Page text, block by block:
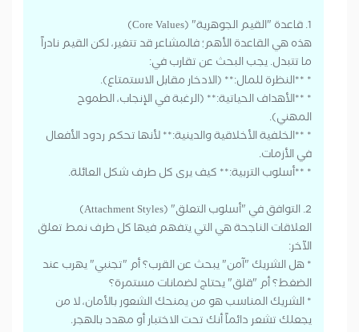
1. قاعدة "القيم الجوهرية" (Core Values)
هذه هي القاعدة الأهم؛ فالمشاعر قد تتغير، لكن القيم نادراً
ما تتبدل. يجب البحث عن تقارب في:
* **النظرة للمال:** (الادخار مقابل الاستمتاع).
* **الأهداف الحياتية:** (الرغبة في الإنجاب، الطموح
المهني).
* **الخلفية الأخلاقية والدينية:** لأنها تحكم ردود الأفعال
في الأزمات.
* **أسلوب التربية:** كيف يرى كل طرف شكل العائلة.
2. التوافق في "أسلوب التعلق" (Attachment Styles)
العلاقات الناجحة هي التي يتفهم فيها كل طرف نمط تعلق
الآخر:
* هل الشريك "آمن" يبحث عن القرب؟ أم "تجنبي" يهرب عند
الضغط؟ أم "قلق" يحتاج لضمانات مستمرة؟
* الشريك المناسب هو من يمنحك الشعور بالأمان، لا من
يجعلك تشعر دائماً أنك تحت الاختبار أو مهدد بالهجر.